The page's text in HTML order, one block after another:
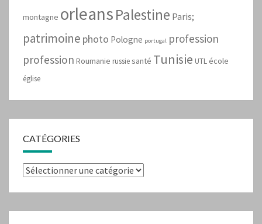
montagne orleansPalestine Paris;
patrimoine photo Pologne portugal profession
profession Roumanie russiesanté Tunisie UTLécole
église
CATÉGORIES
Catégories